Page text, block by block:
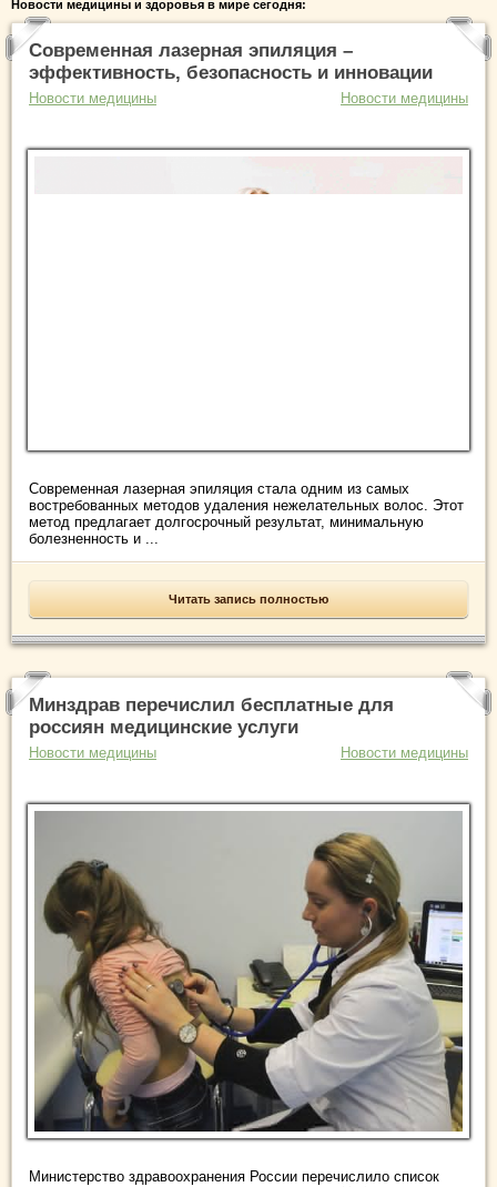
Новости медицины и здоровья в мире сегодня:
Современная лазерная эпиляция –
эффективность, безопасность и инновации
Новости медицины Новости медицины
Современная лазерная эпиляция стала одним из самых
востребованных методов удаления нежелательных волос. Этот
метод предлагает долгосрочный результат, минимальную
болезненность и ...
Читать запись полностью
Минздрав перечислил бесплатные для
россиян медицинские услуги
Новости медицины Новости медицины
Министерство здравоохранения России перечислило список